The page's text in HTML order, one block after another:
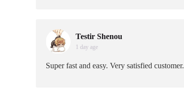
Testir Shenou
1 day age
Super fast and easy. Very satisfied customer.